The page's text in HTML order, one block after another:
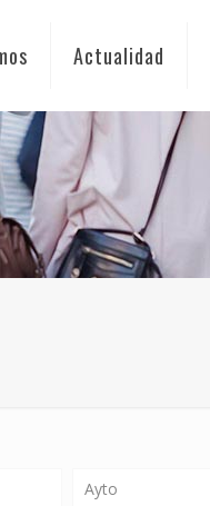
Actualidad
Ayto